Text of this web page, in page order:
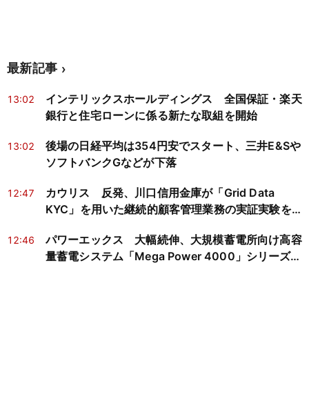
最新記事
13:02
インテリックスホールディングス 全国保証・楽天
銀行と住宅ローンに係る新たな取組を開始
13:02
後場の日経平均は354円安でスタート、三井E&Sや
ソフトバンクGなどが下落
12:47
カウリス 反発、川口信用金庫が「Grid Data
KYC」を用いた継続的顧客管理業務の実証実験を
12:46
パワーエックス 大幅続伸、大規模蓄電所向け高容
量蓄電システム「Mega Power 4000」シリーズを